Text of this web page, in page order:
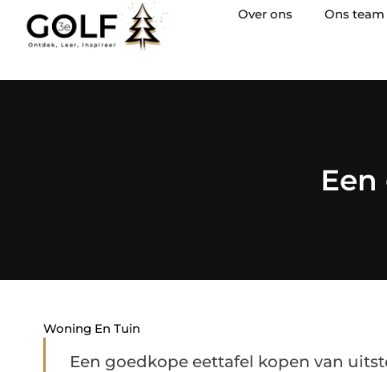
Over ons Ons team
Woning En Tuin
Een goedkope eettafel kopen van